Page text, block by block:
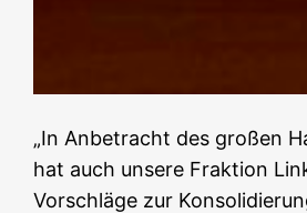
„In Anbetracht des großen
hat auch unsere Fraktion
Vorschläge zur